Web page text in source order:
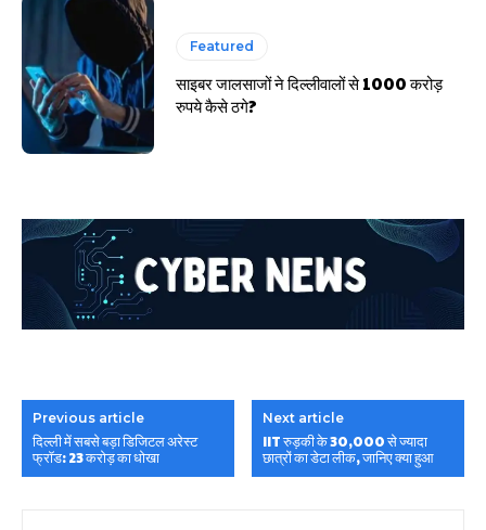
Featured
साइबर जालसाजों ने दिल्लीवालों से 1000 करोड़
रुपये कैसे ठगे?
Previous article
दिल्ली में सबसे बड़ा डिजिटल अरेस्ट
फ्रॉड: 23 करोड़ का धोखा
Next article
IIT रुड़की के 30,000 से ज्यादा
छात्रों का डेटा लीक, जानिए क्या हुआ